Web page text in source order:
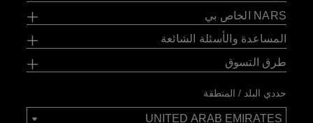
NARS الخاص بي
المساعدة والأسئلة الشائعة
طرق التسوق
حددي البلد / المنطقة